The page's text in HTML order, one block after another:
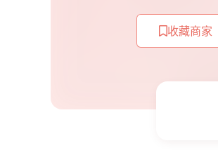
收藏商家